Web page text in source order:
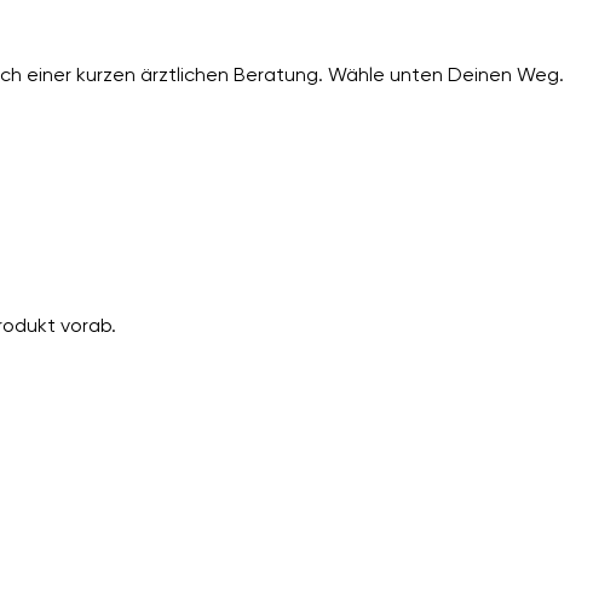
einer kurzen ärztlichen Beratung. Wähle unten Deinen Weg.
vorab.